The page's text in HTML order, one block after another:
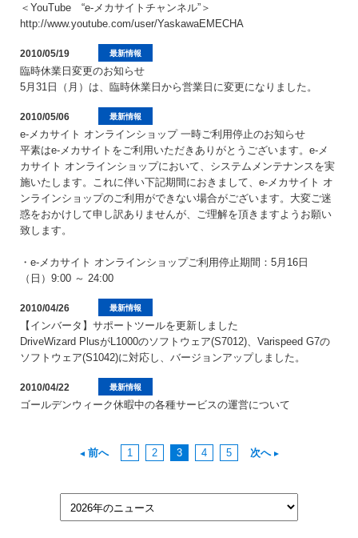
＜YouTube “e-メカサイトチャンネル”＞
http://www.youtube.com/user/YaskawaEMECHA
最新情報
2010/05/19
臨時休業日変更のお知らせ
5月31日（月）は、臨時休業日から営業日に変更になりました。
最新情報
2010/05/06
e-メカサイト オンラインショップ 一時ご利用停止のお知らせ
平素はe-メカサイトをご利用いただきありがとうございます。e-メ
カサイト オンラインショップにおいて、システムメンテナンスを実
施いたします。これに伴い下記期間におきまして、e-メカサイト オ
ンラインショップのご利用ができない場合がございます。大変ご迷
惑をおかけして申し訳ありませんが、ご理解を頂きますようお願い
致します。
・e-メカサイト オンラインショップご利用停止期間：5月16日
（日）9:00 ～ 24:00
最新情報
2010/04/26
【インバータ】サポートツールを更新しました
DriveWizard PlusがL1000のソフトウェア(S7012)、Varispeed G7の
ソフトウェア(S1042)に対応し、バージョンアップしました。
最新情報
2010/04/22
ゴールデンウィーク休暇中の各種サービスの運営について
前へ 1 2 3 4 5 次へ